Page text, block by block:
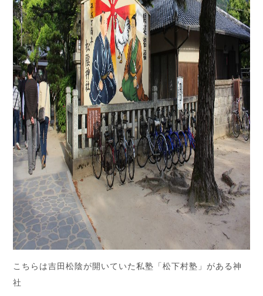
こちらは吉田松陰が開いていた私塾「松下村塾」がある神
社